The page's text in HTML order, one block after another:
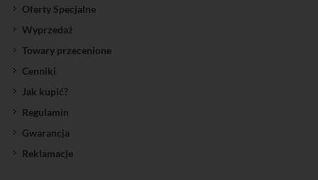
Oferty Specjalne
Wyprzedaż
Towary przecenione
Cenniki
Jak kupić?
Regulamin
Gwarancja
Reklamacje